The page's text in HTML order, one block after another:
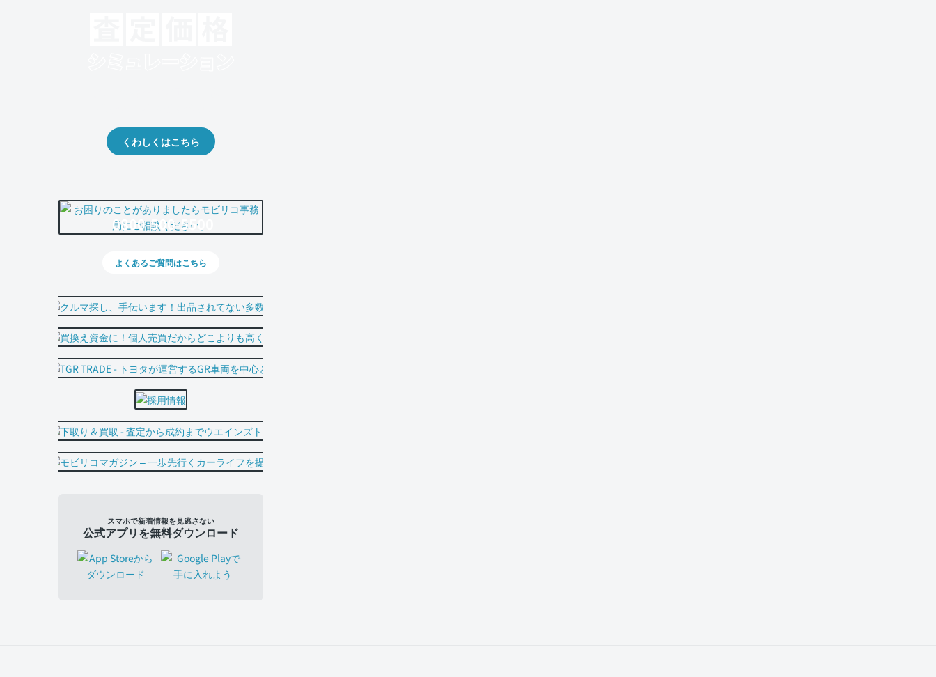
くわしくはこちら
0800-500-5500
よくあるご質問はこちら
スマホで新着情報を見逃さない
公式アプリを無料ダウンロード